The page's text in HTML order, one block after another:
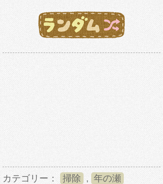
カテゴリー： 掃除 , 年の瀬